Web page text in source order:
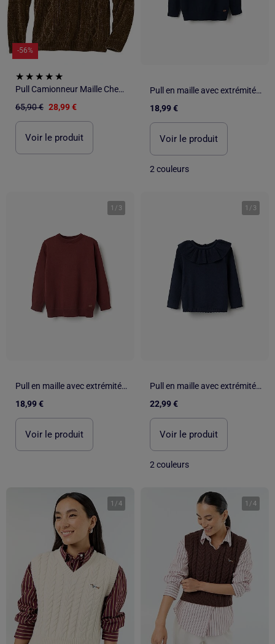
-56%
Pull Camionneur Maille Chenille - ATLAS FOR MEN
65,90 € 28,99 €
Voir le produit
Pull en maille avec extrémités côtelées
18,99 €
Voir le produit
2 couleurs
1 / 3
Pull en maille avec extrémités côtelées
18,99 €
Voir le produit
1 / 3
Pull en maille avec extrémités festonnées
22,99 €
Voir le produit
2 couleurs
1 /4 1 /4